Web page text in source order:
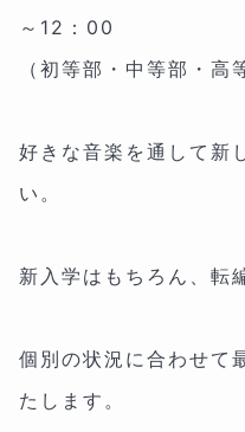
～12：00
（初等部・中等部・高
好きな音楽を通して新
い。
新入学はもちろん、転
個別の状況に合わせて
たします。